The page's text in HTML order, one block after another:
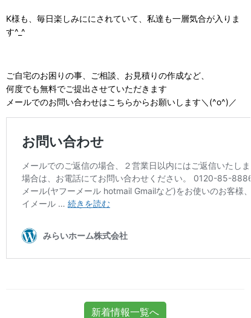
K様も、毎日楽しみににされていて、私達も一層気合が入りま
す^_^
ご自宅のお困りの事、ご相談、お見積りの作成など、
何度でも無料でご提出させていただきます
メールでのお問い合わせはこちらからお願いします＼(^o^)／
新着情報一覧へ